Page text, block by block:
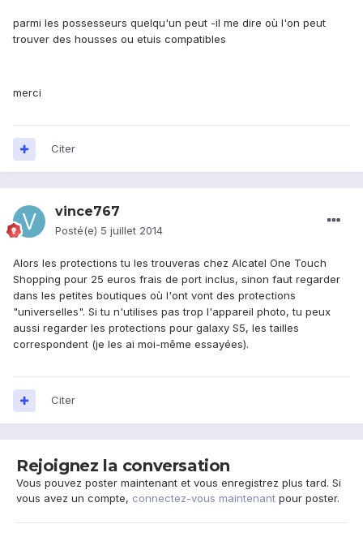
parmi les possesseurs quelqu'un peut -il me dire où l'on peut
trouver des housses ou etuis compatibles
merci
Citer
vince767
Posté(e) 5 juillet 2014
Alors les protections tu les trouveras chez Alcatel One Touch
Shopping pour 25 euros frais de port inclus, sinon faut regarder
dans les petites boutiques où l'ont vont des protections
"universelles". Si tu n'utilises pas trop l'appareil photo, tu peux
aussi regarder les protections pour galaxy S5, les tailles
correspondent (je les ai moi-même essayées).
Citer
Rejoignez la conversation
Vous pouvez poster maintenant et vous enregistrez plus tard. Si
vous avez un compte, connectez-vous maintenant pour poster.